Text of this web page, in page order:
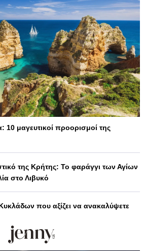
μαγευτικοί προορισμοί της
της Κρήτης: Το φαράγγι των Αγίων
στο Λιβυκό
που αξίζει να ανακαλύψετε